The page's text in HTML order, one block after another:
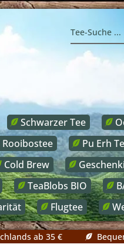
Schwarzer Tee
Rooibostee Pu Erh
Cold Brew
TeaBlobs BIO
Flugtee
ab 35 €